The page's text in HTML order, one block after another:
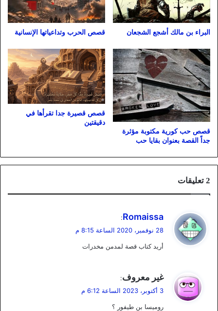
البراء بن مالك أشجع الشجعان قصص الحرب وتداعياتها الإنسانية
قصص حب كورية مكتوبة مؤثرة
جداً القصة بعنوان بقايا حب
قصص قصيرة جدا تقرأها في
دقيقتين
‫2 تعليقات
ي
ق
ل
Romaissa
:
28 نوفمبر، 2020 الساعة 8:15 م
أريد كتاب قصة لمدمن مخدرات
ي
ق
ل
غير معروف:
3 أكتوبر، 2023 الساعة 6:12 م
روميسا بن طيفور ؟